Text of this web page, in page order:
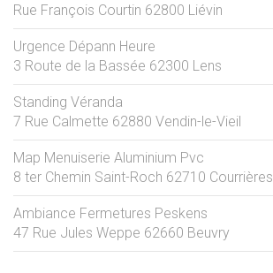
Rue François Courtin 62800 Liévin
Urgence Dépann Heure
3 Route de la Bassée 62300 Lens
Standing Véranda
7 Rue Calmette 62880 Vendin-le-Vieil
Map Menuiserie Aluminium Pvc
8 ter Chemin Saint-Roch 62710 Courrières
Ambiance Fermetures Peskens
47 Rue Jules Weppe 62660 Beuvry